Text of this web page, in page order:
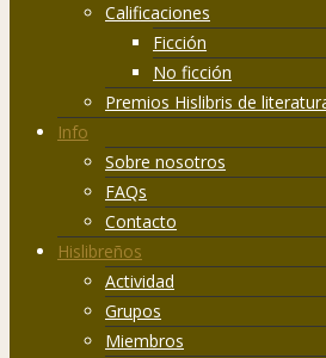
Calificaciones
Ficción
No ficción
Premios Hislibris de
Info
Sobre nosotros
FAQs
Contacto
Hislibreños
Actividad
Grupos
Miembros